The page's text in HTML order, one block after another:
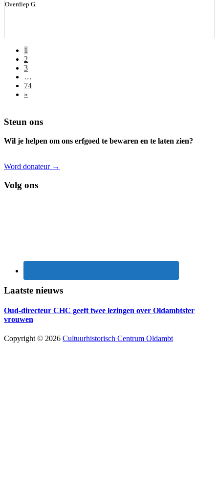
Overdiep G.
1
2
3
…
74
»
Footer
Steun ons
Wil je helpen om ons erfgoed te bewaren en te laten zien?
Word donateur →
Volg ons
Laatste nieuws
Oud-directeur CHC geeft twee lezingen over Oldambtster
vrouwen
Copyright © 2026 Cultuurhistorisch Centrum Oldambt